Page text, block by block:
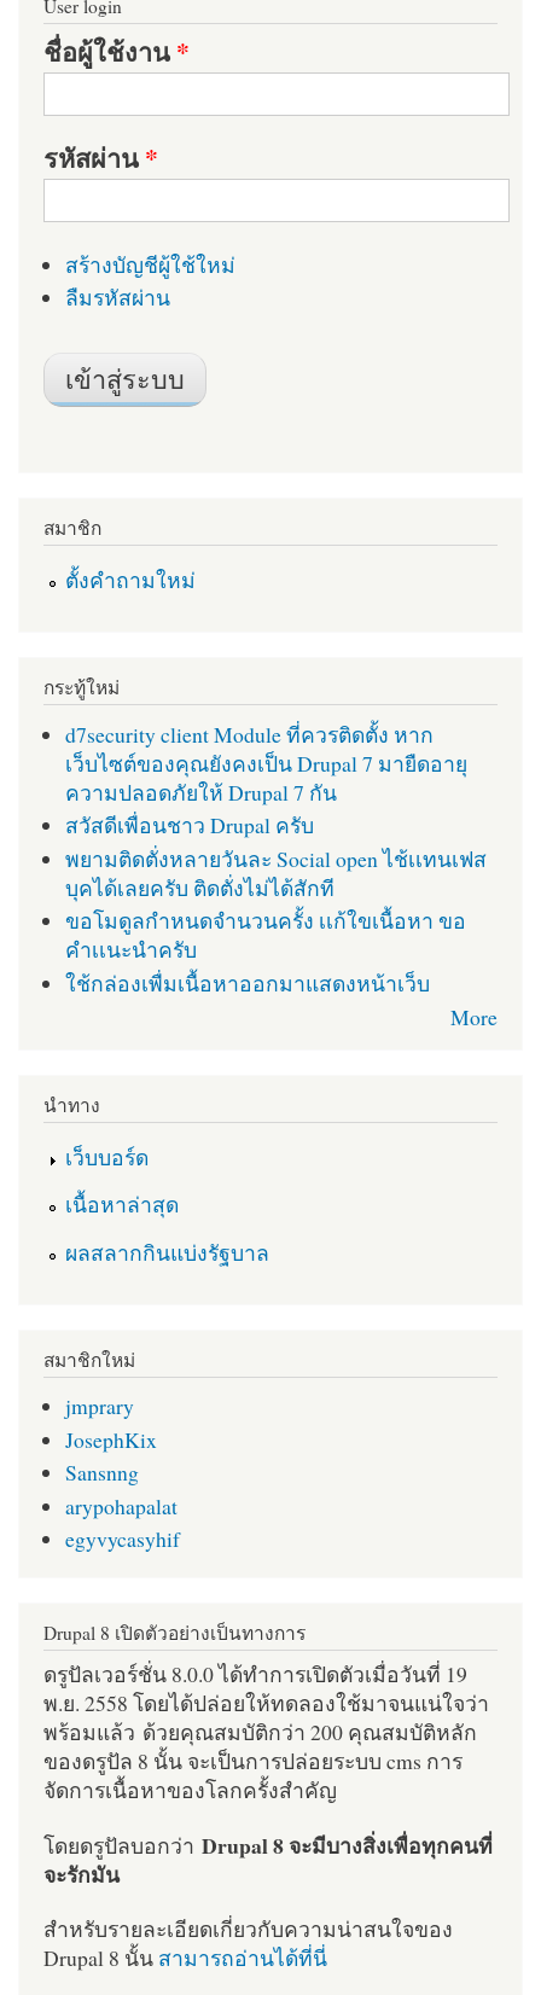
User login
ชื่อผู้ใช้งาน*
รหัสผ่าน*
สร้างบัญชีผู้ใช้ใหม่
ลืมรหัสผ่าน
สมาชิก
ตั้งคำถามใหม่
กระทู้ใหม่
d7security client Module ที่ควรติดตั้ง หาก
เว็บไซต์ของคุณยังคงเป็น Drupal 7 มายืดอายุ
ความปลอดภัยให้ Drupal 7 กัน
สวัสดีเพื่อนชาว Drupal ครับ
พยามติดตั่งหลายวันละ Social open ไช้เเทนเฟส
บุคได้เลยครับ ติดตั่งไม่ได้สักที
ขอโมดูลกำหนดจำนวนครั้ง เเก้ใขเนื้อหา ขอ
คำเเนะนำครับ
ใช้กล่องเพื่มเนื้อหาออกมาแสดงหน้าเว็บ
More
นำทาง
เว็บบอร์ด
เนื้อหาล่าสุด
ผลสลากกินแบ่งรัฐบาล
สมาชิกใหม่
jmprary
JosephKix
Sansnng
arypohapalat
egyvycasyhif
Drupal 8 เปิดตัวอย่างเป็นทางการ
ดรูปัลเวอร์ชั่น 8.0.0 ได้ทำการเปิดตัวเมื่อวันที่ 19
พ.ย. 2558 โดยได้ปล่อยให้ทดลองใช้มาจนแน่ใจว่า
พร้อมแล้ว ด้วยคุณสมบัติกว่า 200 คุณสมบัติหลัก
ของดรูปัล 8 นั้น จะเป็นการปล่อยระบบ cms การ
จัดการเนื้อหาของโลกครั้งสำคัญ
โดยดรูปัลบอกว่า Drupal 8 จะมีบางสิ่งเพื่อทุกคนที่
จะรักมัน
สำหรับรายละเอียดเกี่ยวกับความน่าสนใจของ
Drupal 8 นั้น สามารถอ่านได้ที่นี่